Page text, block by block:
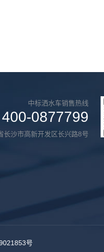
中标洒水车销售热线
400-0877799
长沙市高新开发区长兴路8号
号